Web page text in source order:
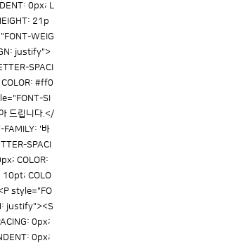
0px; L
21p
WEIG
justify">
SPACI
#ff0
SI
드립니다.</
'바
SPACI
COLOR:
10pt; COLO
style="FO
justify"><S
0px;
0px;